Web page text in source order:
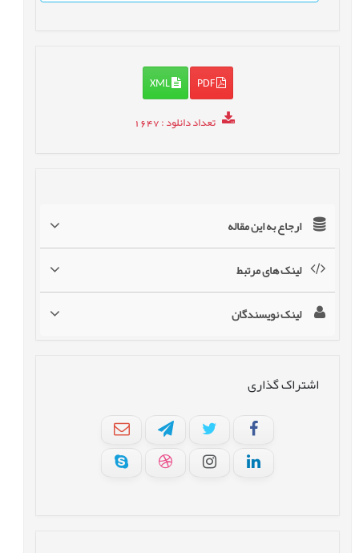
PDF
XML
تعداد دانلود: 1647
ارجاع به این مقاله
لینک های مرتبط
لینک نویسندگان
اشتراک گذاری